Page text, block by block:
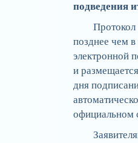
подведения
Протокол
позднее чем
электронной
и
дня
официальном